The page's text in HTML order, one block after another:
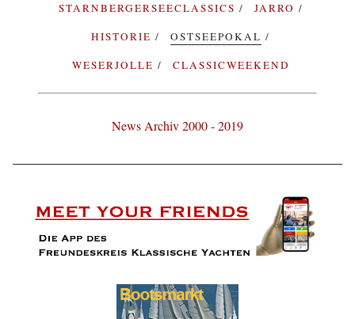
STARNBERGERSEECLASSICS
JARRO
HISTORIE
OSTSEEPOKAL
WESERJOLLE
CLASSICWEEKEND
News Archiv 2000 - 2019